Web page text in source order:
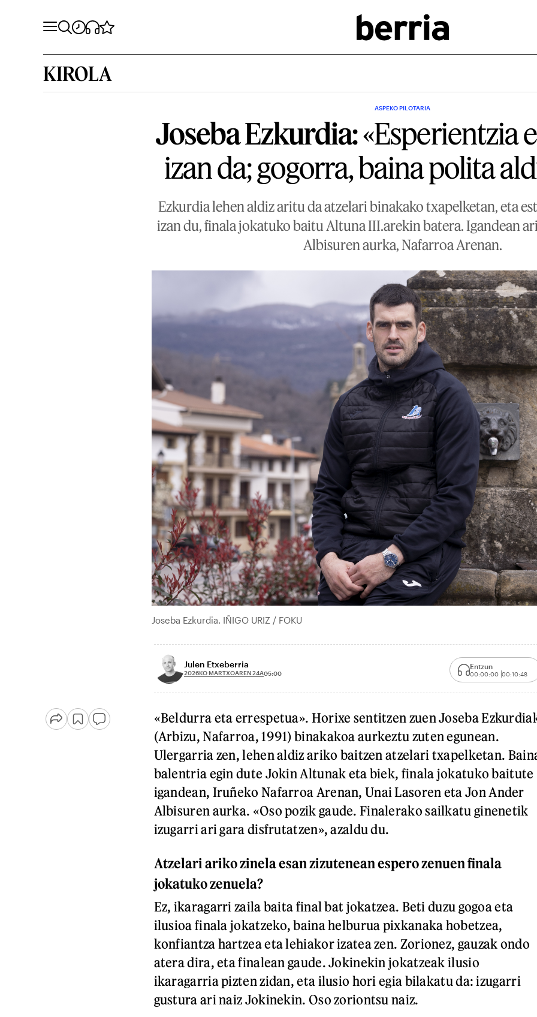
KIROLA
ASPEKO PILOTARIA
Joseba Ezkurdia:«Esperientzia
izan da; gogorra, baina polita
Ezkurdia lehen aldiz aritu da atzelari binakako txapelketan, eta
izan du, finala jokatuko baitu Altuna III.arekin batera. Igandean
Albisuren aurka, Nafarroa Arenan.
Joseba Ezkurdia. IÑIGO URIZ / FOKU
Julen Etxeberria
2026KO MARTXOAREN 24A05:00
Entzun
00:00:00 00:10:48
«Beldurra eta errespetua». Horixe sentitzen zuen Joseba
(Arbizu, Nafarroa, 1991) binakakoa aurkeztu zuten egunean.
Ulergarria zen, lehen aldiz ariko baitzen atzelari txapelketan.
balentria egin dute Jokin Altunak eta biek, finala jokatuko baitute
igandean, Iruñeko Nafarroa Arenan, Unai Lasoren eta Jon Ander
Albisuren aurka. «Oso pozik gaude. Finalerako sailkatu ginenetik
izugarri ari gara disfrutatzen», azaldu du.
Atzelari ariko zinela esan zizutenean espero zenuen finala
jokatuko zenuela?
Ez, ikaragarri zaila baita final bat jokatzea. Beti duzu gogoa eta
ilusioa finala jokatzeko, baina helburua pixkanaka hobetzea,
konfiantza hartzea eta lehiakor izatea zen. Zorionez, gauzak ondo
atera dira, eta finalean gaude. Jokinekin jokatzeak ilusio
ikaragarria pizten zidan, eta ilusio hori egia bilakatu da: izugarri
gustura ari naiz Jokinekin. Oso zoriontsu naiz.